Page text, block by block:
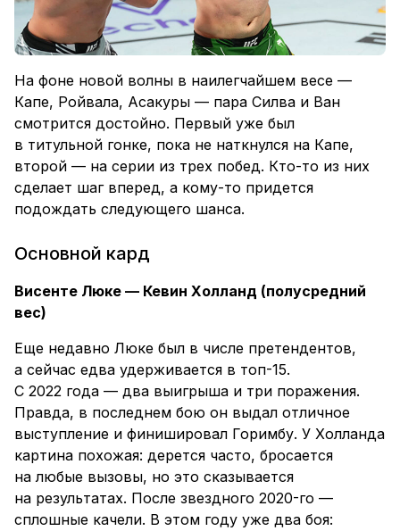
На фоне новой волны в наилегчайшем весе —
Капе, Ройвала, Асакуры — пара Силва и Ван
смотрится достойно. Первый уже был
в титульной гонке, пока не наткнулся на Капе,
второй — на серии из трех побед. Кто-то из них
сделает шаг вперед, а кому-то придется
подождать следующего шанса.
Основной кард
Висенте Люке — Кевин Холланд (полусредний
вес)
Еще недавно Люке был в числе претендентов,
а сейчас едва удерживается в топ-15.
С 2022 года — два выигрыша и три поражения.
Правда, в последнем бою он выдал отличное
выступление и финишировал Горимбу. У Холланда
картина похожая: дерется часто, бросается
на любые вызовы, но это сказывается
на результатах. После звездного 2020-го —
сплошные качели. В этом году уже два боя: